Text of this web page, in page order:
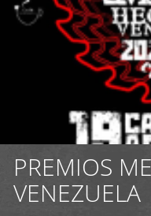
PREMIOS
VENEZUELA